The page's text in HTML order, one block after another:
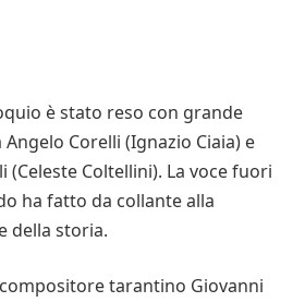
è stato reso con grande
Corelli (Ignazio Ciaia) e
(Celeste Coltellini). La voce fuori
ha fatto da collante alla
della storia.
tarantino Giovanni